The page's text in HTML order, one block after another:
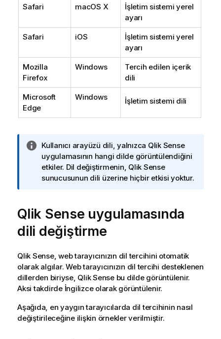
Safari macOS X
İşletim sistemi yerel
ayarı
Safari iOS
İşletim sistemi yerel
ayarı
Mozilla
Firefox
Windows
Tercih edilen içerik
dili
Microsoft
Edge
Windows İşletim sistemi dili
B
i
l
g
u
Kullanıcı arayüzü dili, yalnızca Qlik Sense
uygulamasının hangi dilde görüntülendiğini
etkiler. Dil değiştirmenin, Qlik Sense
sunucusunun dili üzerine hiçbir etkisi yoktur.
Qlik Sense uygulamasında
dili değiştirme
Qlik Sense, web tarayıcınızın dil tercihini otomatik
olarak algılar. Web tarayıcınızın dil tercihi desteklenen
dillerden biriyse, Qlik Sensebu dilde görüntülenir.
Aksi takdirde İngilizce olarak görüntülenir.
Aşağıda, en yaygın tarayıcılarda dil tercihinin nasıl
değiştirileceğine ilişkin örnekler verilmiştir.